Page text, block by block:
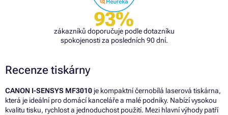
93%
zákazníků doporučuje podle dotazníku
spokojenosti za posledních 90 dní.
Recenze tiskárny
CANON I-SENSYS MF3010 je kompaktní černobílá laserová tiskárna,
která je ideální pro domácí kanceláře a malé podniky. Nabízí vysokou
kvalitu tisku, rychlost a jednoduchost použití. Mezi hlavní výhody patří